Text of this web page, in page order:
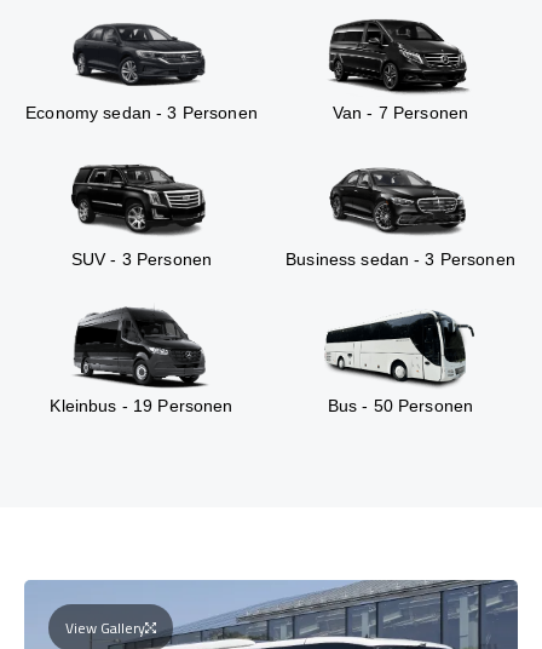
Economy sedan - 3 Personen Van - 7 Personen
SUV - 3 Personen Business sedan - 3 Personen
Kleinbus - 19 Personen Bus - 50 Personen
View Gallery